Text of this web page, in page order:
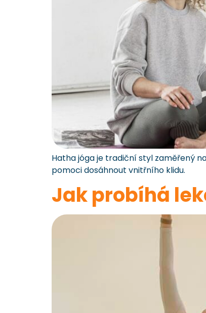
Hatha jóga je tradiční styl zaměřený
pomoci dosáhnout vnitřního klidu.
Jak probíhá